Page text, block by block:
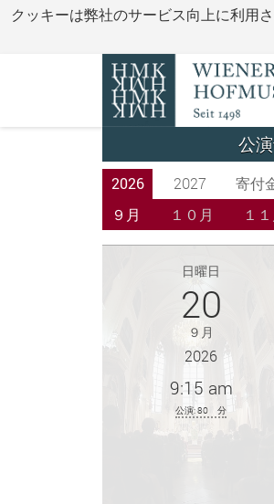
クッキーは弊社のサービス向上に利用
公
2026 2027 寄付
９月
１０月 １
日曜日
20
９月
2026
9:15 am
公演: 80 分